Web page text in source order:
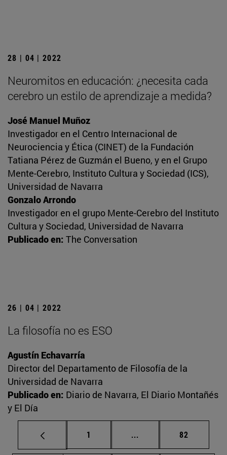
28 | 04 | 2022
Neuromitos en educación: ¿necesita cada
cerebro un estilo de aprendizaje a medida?
José Manuel Muñoz
Investigador en el Centro Internacional de
Neurociencia y Ética (CINET) de la Fundación
Tatiana Pérez de Guzmán el Bueno, y en el Grupo
Mente-Cerebro, Instituto Cultura y Sociedad (ICS),
Universidad de Navarra
Gonzalo Arrondo
Investigador en el grupo Mente-Cerebro del Instituto
Cultura y Sociedad, Universidad de Navarra
Publicado en: The Conversation
26 | 04 | 2022
La filosofía no es ESO
Agustín Echavarría
Director del Departamento de Filosofía de la
Universidad de Navarra
Publicado en: Diario de Navarra, El Diario Montañés
y El Día
Página
1 ... Páginas intermedias
Página
82